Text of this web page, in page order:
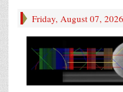
Friday, August 07, 2026